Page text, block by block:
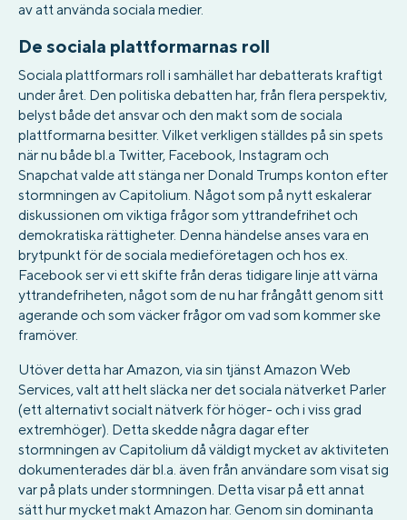
av att använda sociala medier.
De sociala plattformarnas roll
Sociala plattformars roll i samhället har debatterats kraftigt
under året. Den politiska debatten har, från flera perspektiv,
belyst både det ansvar och den makt som de sociala
plattformarna besitter. Vilket verkligen ställdes på sin spets
när nu både bl.a Twitter, Facebook, Instagram och
Snapchat valde att stänga ner Donald Trumps konton efter
stormningen av Capitolium. Något som på nytt eskalerar
diskussionen om viktiga frågor som yttrandefrihet och
demokratiska rättigheter. Denna händelse anses vara en
brytpunkt för de sociala medieföretagen och hos ex.
Facebook ser vi ett skifte från deras tidigare linje att värna
yttrandefriheten, något som de nu har frångått genom sitt
agerande och som väcker frågor om vad som kommer ske
framöver.
Utöver detta har Amazon, via sin tjänst Amazon Web
Services, valt att helt släcka ner det sociala nätverket Parler
(ett alternativt socialt nätverk för höger- och i viss grad
extremhöger). Detta skedde några dagar efter
stormningen av Capitolium då väldigt mycket av aktiviteten
dokumenterades där bl.a. även från användare som visat sig
var på plats under stormningen. Detta visar på ett annat
sätt hur mycket makt Amazon har. Genom sin dominanta